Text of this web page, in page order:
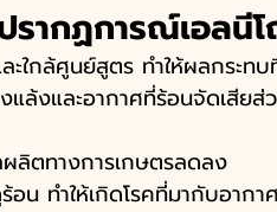
รากฏการณ์เอลนี
ะใกล้ศูนย์สูตร ทำให้ผลกระท
แล้งและอากาศที่ร้อนจัดเสีย
ลิตทางการเกษตรลดลง
อน ทำให้เกิดโรคที่มากับอา